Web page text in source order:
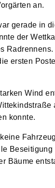
an.
gerade in
der
ersten
Wind
konnte.
Bäume